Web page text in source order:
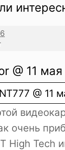
@ 11
@ 11
очень
High Tech